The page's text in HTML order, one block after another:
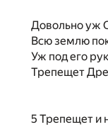
Довольно уж
Всю землю
Уж под его
Трепещет
5 Трепещет и